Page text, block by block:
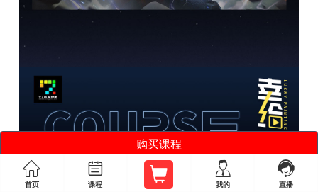
购买课程

首页

课程

我的

直播